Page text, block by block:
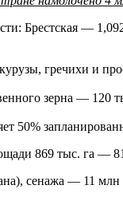
Брестская —
гречихи и
зерна —
50%
869 тыс. га —
сенажа — 11